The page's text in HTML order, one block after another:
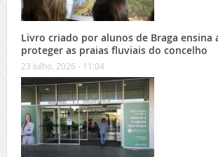
Livro criado por alunos de Braga ensina
proteger as praias fluviais do concelho
23 Julho, 2026 - 11:04